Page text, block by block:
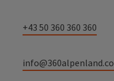
+43 50 360 360 360